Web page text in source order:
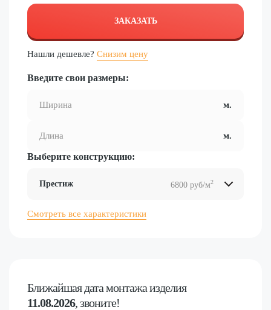
Ближайшая датамонтажа изделия
11.08.2026, звоните!
ЗАКАЗАТЬ
Нашли дешевле? Снизим цену
Введите свои размеры:
Выберите конструкцию:
Престиж 6800 руб/м2
Смотреть все характеристики